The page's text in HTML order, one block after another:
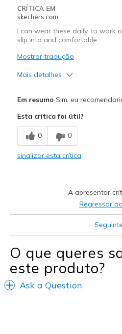
CRÍTICA EM
skechers.com
I can wear these daily, to work
slip into and comfortable
Mostrar tradução
Mais detalhes
Comfortable
Stylish
Em resumo Sim, eu
Esta crítica foi útil?
0 0
sinalizar esta crítica
A apresentar
Regressar
Seguinte
O que queres
este produto?
Ask a Question